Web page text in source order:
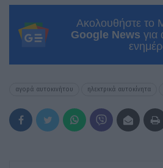
Ακολουθήστε το
Google News για
αγορά αυτοκινήτου ηλεκτρικά αυτοκίνητα